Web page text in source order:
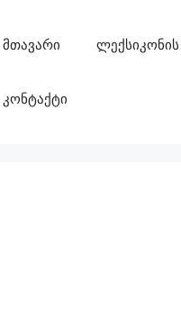
მთავარი ლექსიკონის
კონტაქტი